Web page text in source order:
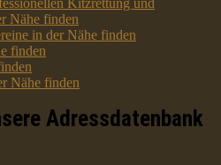
Kitzrettung und
Nähe finden
in der Nähe finden
finden
Nähe finden
Adressdatenbank